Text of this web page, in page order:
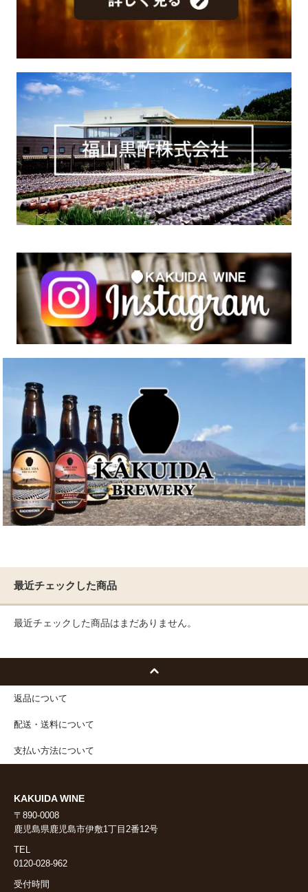
最近チェックした商品
最近チェックした商品はまだありません。
返品について
配送・送料について
支払い方法について
KAKUIDA WINE
〒890-0008
鹿児島県鹿児島市伊敷1丁目2番12号
TEL
0120-028-962
受付時間